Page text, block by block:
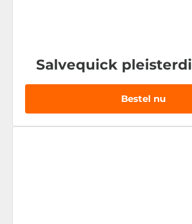
Salvequick
Bestel nu